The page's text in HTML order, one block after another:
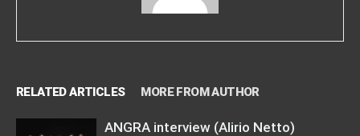
RELATED ARTICLES MORE FROM AUTHOR
ANGRA interview (Alirio Netto)